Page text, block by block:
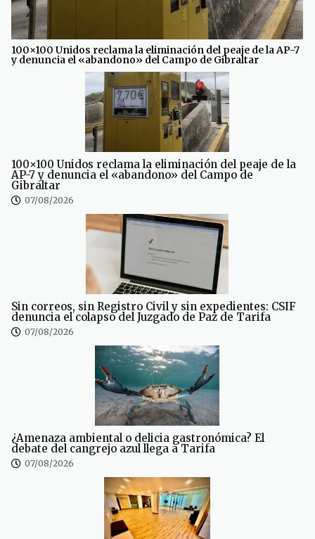
100×100 Unidos reclama la eliminación del peaje de la AP-7
y denuncia el «abandono» del Campo de Gibraltar
100×100 Unidos reclama la eliminación del peaje de la
AP-7 y denuncia el «abandono» del Campo de
Gibraltar
07/08/2026
Sin correos, sin Registro Civil y sin expedientes: CSIF
denuncia el colapso del Juzgado de Paz de Tarifa
07/08/2026
¿Amenaza ambiental o delicia gastronómica? El
debate del cangrejo azul llega a Tarifa
07/08/2026